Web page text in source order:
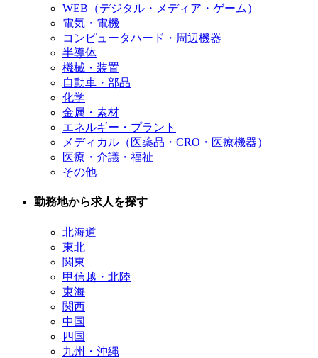
WEB（デジタル・メディア・ゲーム）
電気・電機
コンピュータハード・周辺機器
半導体
機械・装置
自動車・部品
化学
金属・素材
エネルギー・プラント
メディカル（医薬品・CRO・医療機器）
医療・介議・福祉
その他
勤務地から求人を探す
北海道
東北
関東
甲信越・北陸
東海
関西
中国
四国
九州・沖縄